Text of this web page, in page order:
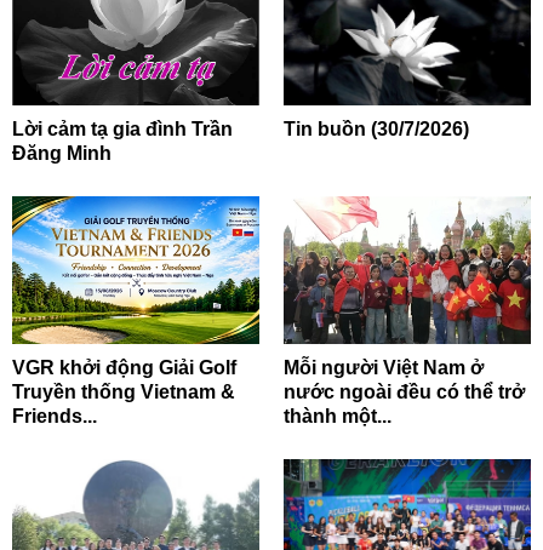
Lời cảm tạ gia đình Trần
Đăng Minh
Tin buồn (30/7/2026)
VGR khởi động Giải Golf
Truyền thống Vietnam &
Friends...
Mỗi người Việt Nam ở
nước ngoài đều có thể trở
thành một...